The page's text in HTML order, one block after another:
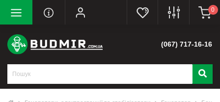
0
(067) 717-16-16